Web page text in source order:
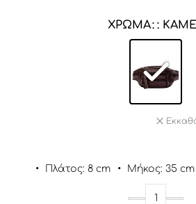
ΧΡΏΜΑ :
• Πλάτος: 8 cm • Μήκος: 35 cm